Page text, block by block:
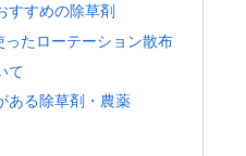
すすめの除草剤
ったローテーション散布
て
ある除草剤・農薬